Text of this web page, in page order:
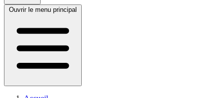
Ouvrir le menu principal